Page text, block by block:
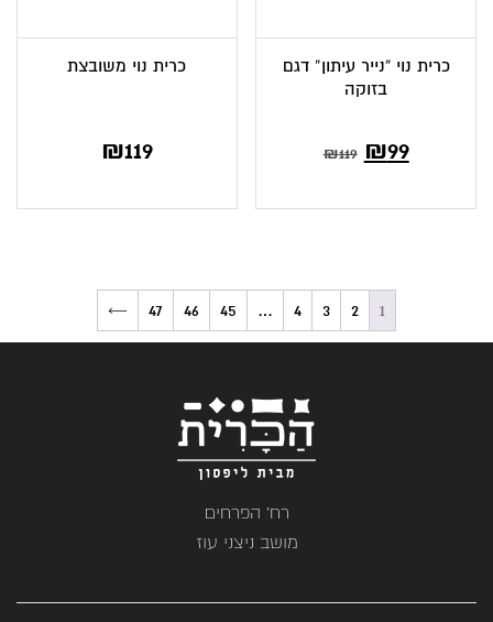
כרית נוי “נייר עיתון” דגם
בזוקה
₪119 ₪99
כרית נוי משובצת
₪119
1
2
3
4
…
45
46
47
←
רח' הפרחים
מושב ניצני עוז